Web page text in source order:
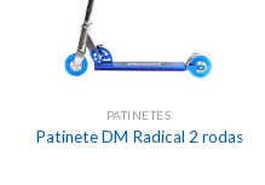
PATINETES
Patinete DM Radical 2 rodas